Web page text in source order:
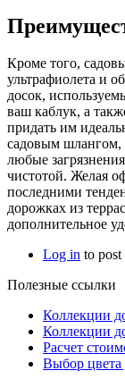
Кроме того,
ультрафиолета и
досок,
ваш каблук, а
придать им
садовым шлангом,
любые
чистотой. Желая
последними
дорожках из
дополнительное
Log in to post
Полезные ссылки
Коллекции
Коллекции
Расчет
Выбор цвета